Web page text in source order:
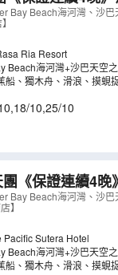
鄉村落) 、沙巴
Bay Beach海河灣、沙
Ria Resort
Beach海河灣+沙巴天空
、獨木舟、滑浪、摸蜆
,18/10,25/10
《保證連續4
落) 、沙巴
Bay Beach海河灣、沙
】
Pacific Sutera Hotel
Beach海河灣+沙巴天空
、獨木舟、滑浪、摸蜆